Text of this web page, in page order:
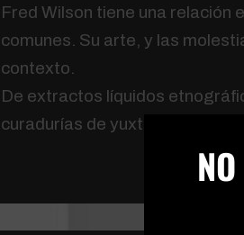
Fred Wilson tiene una relación
comunes. Su arte, y las
contexto.
De extractos líquidos
curadurías de yuxtaposiciones